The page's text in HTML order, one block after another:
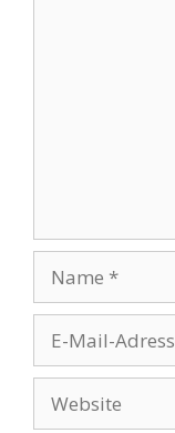
Mail-
Adresse